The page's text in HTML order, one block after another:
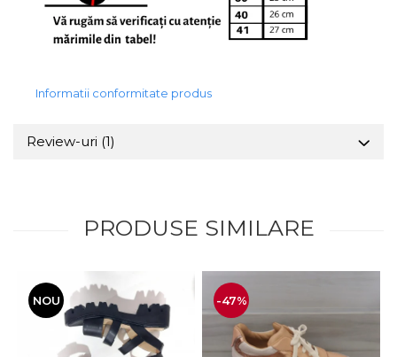
Informatii conformitate produs
Review-uri (1)
PRODUSE SIMILARE
NOU -47%